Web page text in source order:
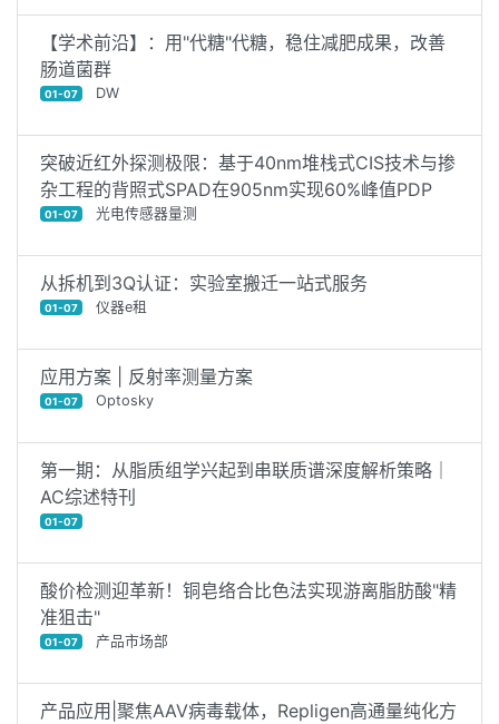
【学术前沿】：用"代糖"代糖，稳住减肥成果，改善
肠道菌群
01-07 DW
突破近红外探测极限：基于40nm堆栈式CIS技术与掺
杂工程的背照式SPAD在905nm实现60%峰值PDP
01-07 光电传感器量测
从拆机到3Q认证：实验室搬迁一站式服务
01-07 仪器e租
应用方案 | 反射率测量方案
01-07 Optosky
第一期：从脂质组学兴起到串联质谱深度解析策略｜
AC综述特刊
01-07
酸价检测迎革新！铜皂络合比色法实现游离脂肪酸"精
准狙击"
01-07 产品市场部
产品应用|聚焦AAV病毒载体，Repligen高通量纯化方